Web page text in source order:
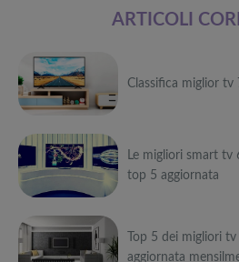
ARTICOLI
interessarti anche
Black Friday:
Tapis roulant,
Migliori smart
TV in offerta
Classifica miglior
interessarti anche
Le migliori smart tv
top 5 aggiornata
Top 5 dei migliori
aggiornata